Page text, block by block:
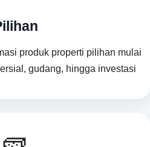
produk properti pilihan mulai
gudang, hingga investasi
🧱